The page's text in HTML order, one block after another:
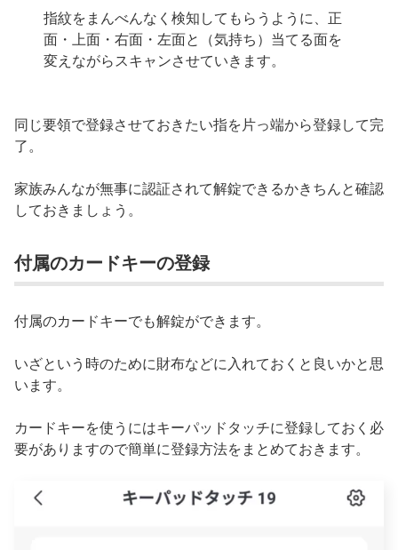
指紋をまんべんなく検知してもらうように、正
面・上面・右面・左面と（気持ち）当てる面を
変えながらスキャンさせていきます。
同じ要領で登録させておきたい指を片っ端から登録して完
了。
家族みんなが無事に認証されて解錠できるかきちんと確認
しておきましょう。
付属のカードキーの登録
付属のカードキーでも解錠ができます。
いざという時のために財布などに入れておくと良いかと思
います。
カードキーを使うにはキーパッドタッチに登録しておく必
要がありますので簡単に登録方法をまとめておきます。